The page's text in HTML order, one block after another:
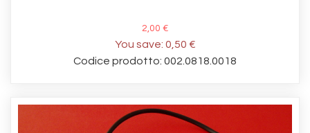
2,00 €
You save: 0,50 €
Codice prodotto: 002.0818.0018